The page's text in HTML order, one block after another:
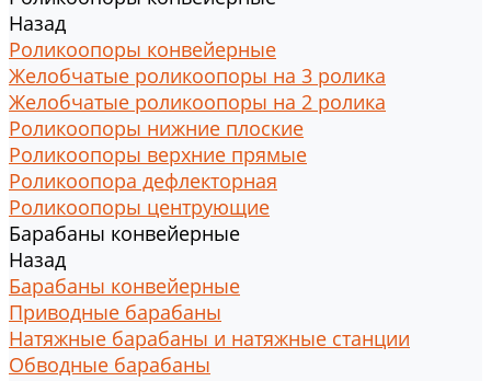
Назад
Роликоопоры конвейерные
Желобчатые роликоопоры на 3 ролика
Желобчатые роликоопоры на 2 ролика
Роликоопоры нижние плоские
Роликоопоры верхние прямые
Роликоопора дефлекторная
Роликоопоры центрующие
Барабаны конвейерные
Назад
Барабаны конвейерные
Приводные барабаны
Натяжные барабаны и натяжные станции
Обводные барабаны